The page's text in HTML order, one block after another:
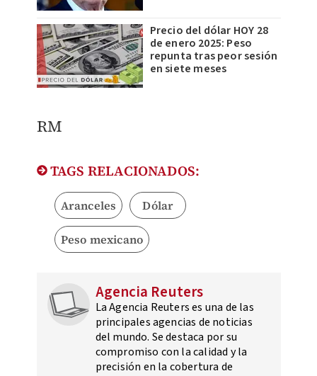
Precio del dólar HOY 28
de enero 2025: Peso
repunta tras peor sesión
en siete meses
RM
TAGS RELACIONADOS:
Aranceles Dólar
Peso mexicano
Agencia Reuters
La Agencia Reuters es una de las
principales agencias de noticias
del mundo. Se destaca por su
compromiso con la calidad y la
precisión en la cobertura de